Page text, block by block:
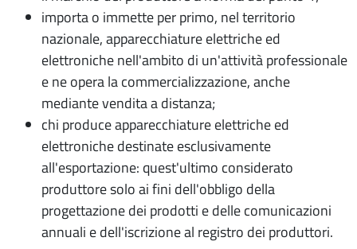
importa o immette per primo, nel territorio
nazionale, apparecchiature elettriche ed
elettroniche nell'ambito di un'attività professionale
e ne opera la commercializzazione, anche
mediante vendita a distanza;
chi produce apparecchiature elettriche ed
elettroniche destinate esclusivamente
all'esportazione: quest'ultimo considerato
produttore solo ai fini dell'obbligo della
progettazione dei prodotti e delle comunicazioni
annuali e dell'iscrizione al registro dei produttori.